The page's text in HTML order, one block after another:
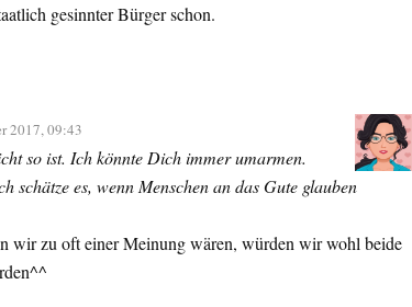
gesinnter Bürger schon.
2017, 09:43
so ist. Ich könnte Dich immer umarmen.
schätze es, wenn Menschen an das Gute glauben
wir zu oft einer Meinung wären, würden wir wohl beide